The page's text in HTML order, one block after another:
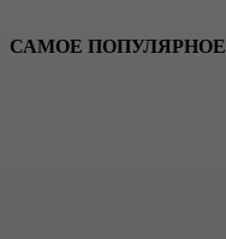
САМОЕ ПОПУЛЯРНОЕ